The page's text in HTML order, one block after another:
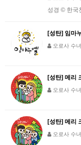
성경 © 한국
[성탄] 임마
오로사 수녀
[성탄] 메리
오로사 수녀
[성탄] 메리
오로사 수녀